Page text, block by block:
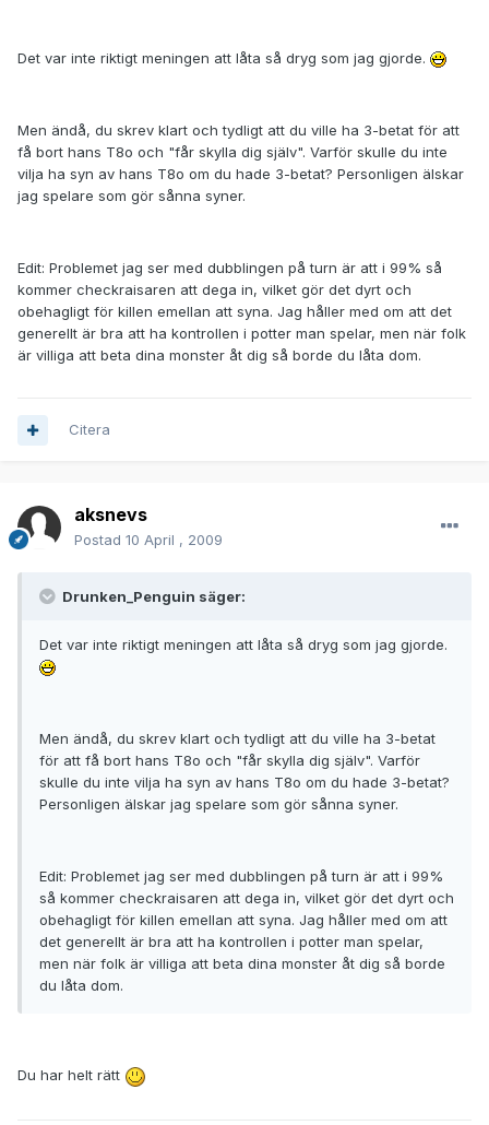
Det var inte riktigt meningen att låta så dryg som jag gjorde.
Men ändå, du skrev klart och tydligt att du ville ha 3-betat för att
få bort hans T8o och "får skylla dig själv". Varför skulle du inte
vilja ha syn av hans T8o om du hade 3-betat? Personligen älskar
jag spelare som gör sånna syner.
Edit: Problemet jag ser med dubblingen på turn är att i 99% så
kommer checkraisaren att dega in, vilket gör det dyrt och
obehagligt för killen emellan att syna. Jag håller med om att det
generellt är bra att ha kontrollen i potter man spelar, men när folk
är villiga att beta dina monster åt dig så borde du låta dom.
Citera
aksnevs
Postad 10 April , 2009
Drunken_Penguin säger:
Det var inte riktigt meningen att låta så dryg som jag gjorde.
Men ändå, du skrev klart och tydligt att du ville ha 3-betat
för att få bort hans T8o och "får skylla dig själv". Varför
skulle du inte vilja ha syn av hans T8o om du hade 3-betat?
Personligen älskar jag spelare som gör sånna syner.
Edit: Problemet jag ser med dubblingen på turn är att i 99%
så kommer checkraisaren att dega in, vilket gör det dyrt och
obehagligt för killen emellan att syna. Jag håller med om att
det generellt är bra att ha kontrollen i potter man spelar,
men när folk är villiga att beta dina monster åt dig så borde
du låta dom.
Du har helt rätt